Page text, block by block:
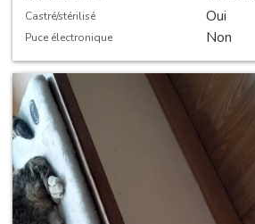
Castré/stérilisé Oui
Puce électronique Non